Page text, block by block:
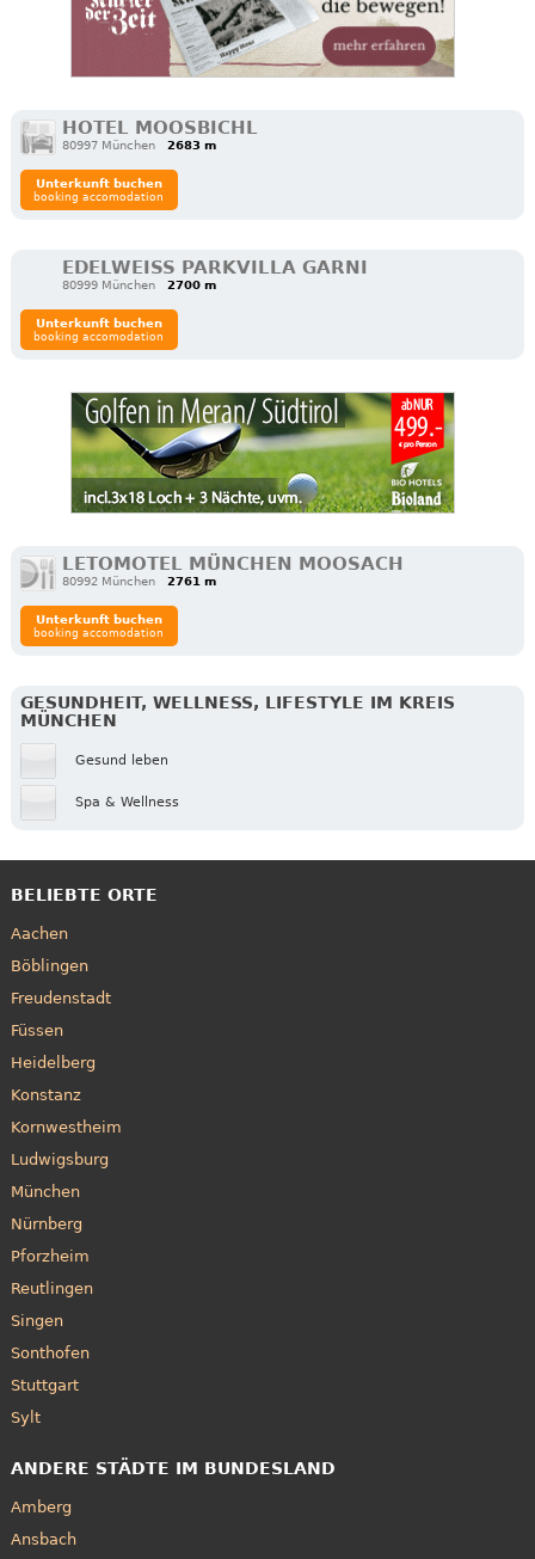
HOTEL MOOSBICHL
80997 München 2683 m
Unterkunft buchen
booking accomodation
EDELWEISS PARKVILLA GARNI
80999 München 2700 m
Unterkunft buchen
booking accomodation
LETOMOTEL MÜNCHEN MOOSACH
80992 München 2761 m
Unterkunft buchen
booking accomodation
GESUNDHEIT, WELLNESS, LIFESTYLE IM KREIS
MÜNCHEN
Gesund leben
Spa & Wellness
BELIEBTE ORTE
Aachen
Böblingen
Freudenstadt
Füssen
Heidelberg
Konstanz
Kornwestheim
Ludwigsburg
München
Nürnberg
Pforzheim
Reutlingen
Singen
Sonthofen
Stuttgart
Sylt
ANDERE STÄDTE IM BUNDESLAND
Amberg
Ansbach